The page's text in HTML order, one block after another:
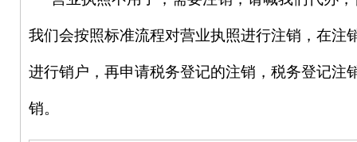
我们会按照标准流程对营业执照进行注销，在注
进行销户，再申请税务登记的注销，税务登记注
销。